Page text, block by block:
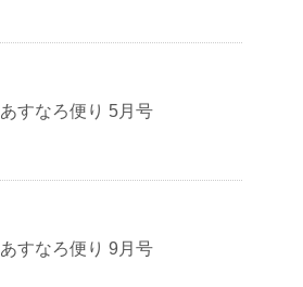
あすなろ便り 5月号
あすなろ便り 9月号